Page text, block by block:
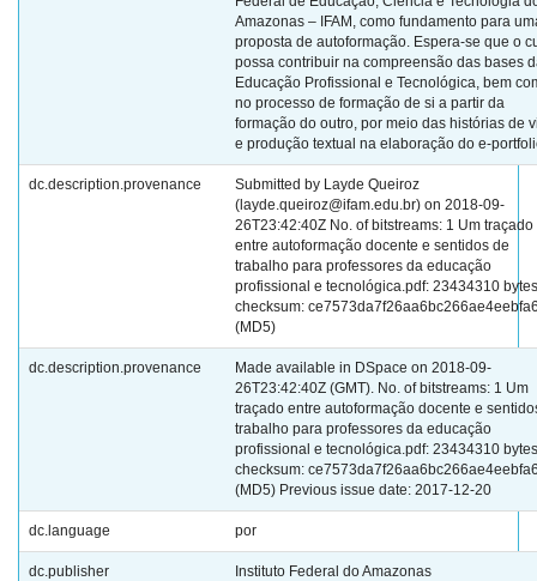
Amazonas – IFAM, como fundamento para
proposta de autoformação. Espera-se que o
possa contribuir na compreensão das bases
Educação Profissional e Tecnológica, bem
no processo de formação de si a partir da
formação do outro, por meio das histórias de
e produção textual na elaboração do e-
dc.description.provenance
Submitted by Layde Queiroz
(layde.queiroz@ifam.edu.br) on 2018-09-
26T23:42:40Z No. of bitstreams: 1 Um traçado
entre autoformação docente e sentidos de
trabalho para professores da educação
profissional e tecnológica.pdf: 23434310
checksum:
(MD5)
dc.description.provenance
Made available in DSpace on 2018-09-
26T23:42:40Z (GMT). No. of bitstreams: 1 Um
traçado entre autoformação docente e
trabalho para professores da educação
profissional e tecnológica.pdf: 23434310
checksum:
(MD5) Previous issue date: 2017-12-20
dc.language por
dc.publisher Instituto Federal do Amazonas